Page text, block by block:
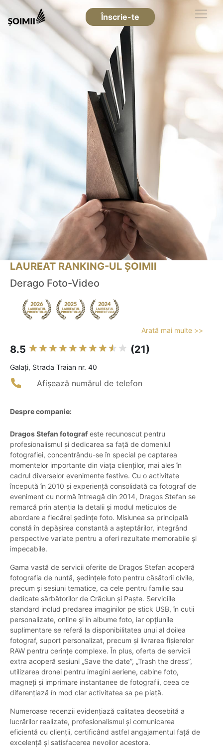
Înscrie-te
LAUREAT RANKING-UL ȘOIMII
Derago Foto-Video
Arată mai multe >>
8.5 (21)
Galaţi, Strada Traian nr. 40
Afișează numărul de telefon
Despre companie:
Dragos Stefan fotograf este recunoscut pentru
profesionalismul și dedicarea sa față de domeniul
fotografiei, concentrându-se în special pe captarea
momentelor importante din viața clienților, mai ales în
cadrul diverselor evenimente festive. Cu o activitate
începută în 2010 și experiență consolidată ca fotograf de
eveniment cu normă întreagă din 2014, Dragos Stefan se
remarcă prin atenția la detalii și modul meticulos de
abordare a fiecărei ședințe foto. Misiunea sa principală
constă în depășirea constantă a așteptărilor, integrând
perspective variate pentru a oferi rezultate memorabile și
impecabile.
Gama vastă de servicii oferite de Dragos Stefan acoperă
fotografia de nuntă, ședințele foto pentru căsătorii civile,
precum și sesiuni tematice, ca cele pentru familie sau
dedicate sărbătorilor de Crăciun și Paște. Serviciile
standard includ predarea imaginilor pe stick USB, în cutii
personalizate, online și în albume foto, iar opțiunile
suplimentare se referă la disponibilitatea unui al doilea
fotograf, suport personalizat, precum și livrarea fișierelor
RAW pentru cerințe complexe. În plus, oferta de servicii
extra acoperă sesiuni „Save the date”, „Trash the dress”,
utilizarea dronei pentru imagini aeriene, cabine foto,
magneți și imprimare instantanee de fotografii, ceea ce
diferențiază în mod clar activitatea sa pe piață.
Numeroase recenzii evidențiază calitatea deosebită a
lucrărilor realizate, profesionalismul și comunicarea
eficientă cu clienții, certificând astfel angajamentul față de
excelență și satisfacerea nevoilor acestora.